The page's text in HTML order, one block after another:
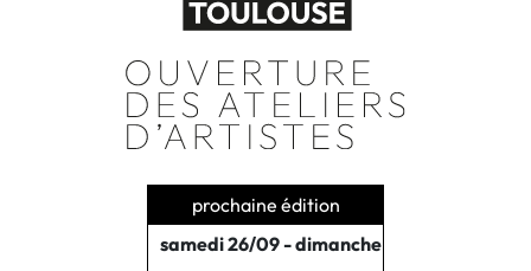
prochaine édition
samedi 26/09 - dimanche